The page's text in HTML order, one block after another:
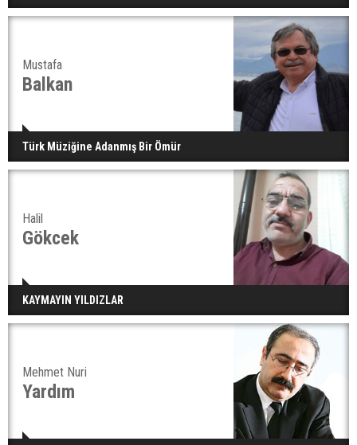
Mustafa
Balkan
Türk Müziğine Adanmış Bir Ömür
Halil
Gökcek
KAYMAYIN YILDIZLAR
Mehmet Nuri
Yardım